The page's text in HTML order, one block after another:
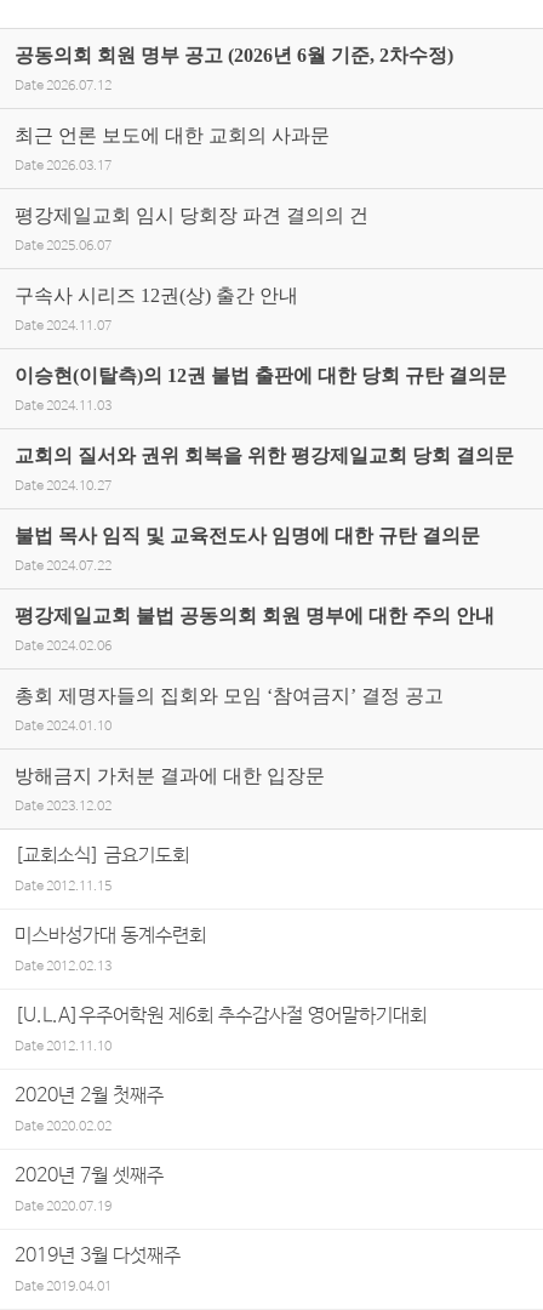
공동의회 회원 명부 공고 (2026년 6월 기준, 2차수정)
Date 2026.07.12
최근 언론 보도에 대한 교회의 사과문
Date 2026.03.17
평강제일교회 임시 당회장 파견 결의의 건
Date 2025.06.07
구속사 시리즈 12권(상) 출간 안내
Date 2024.11.07
이승현(이탈측)의 12권 불법 출판에 대한 당회 규탄 결의문
Date 2024.11.03
교회의 질서와 권위 회복을 위한 평강제일교회 당회 결의문
Date 2024.10.27
불법 목사 임직 및 교육전도사 임명에 대한 규탄 결의문
Date 2024.07.22
평강제일교회 불법 공동의회 회원 명부에 대한 주의 안내
Date 2024.02.06
총회 제명자들의 집회와 모임 ‘참여금지’ 결정 공고
Date 2024.01.10
방해금지 가처분 결과에 대한 입장문
Date 2023.12.02
[교회소식] 금요기도회
Date2012.11.15
미스바성가대 동계수련회
Date2012.02.13
[U.L.A]우주어학원 제6회 추수감사절 영어말하기대회
Date2012.11.10
2020년 2월 첫째주
Date2020.02.02
2020년 7월 셋째주
Date2020.07.19
2019년 3월 다섯째주
Date2019.04.01